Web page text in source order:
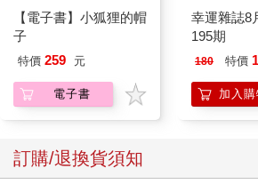
【電子書】小狐狸的帽
子
特價 259 元
電子書
幸運雜誌8
195期
180 特價
加入
訂購/退換貨須知